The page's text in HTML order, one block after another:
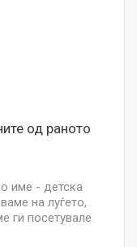
од раното
име - детска
на луѓето,
ги посетувале